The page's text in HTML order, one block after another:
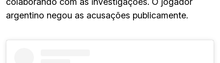
argentino negou as acusações publicamente.